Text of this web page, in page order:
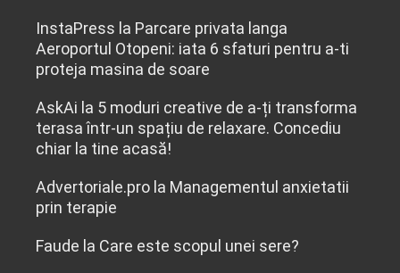
InstaPress la Parcare privata langa
Aeroportul Otopeni: iata 6 sfaturi pentru a-ti
proteja masina de soare
AskAi la 5 moduri creative de a-ți transforma
terasa într-un spațiu de relaxare. Concediu
chiar la tine acasă!
Advertoriale.pro la Managementul anxietatii
prin terapie
Faude la Care este scopul unei sere?